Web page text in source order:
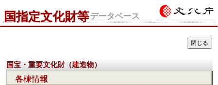
国指定文化財等データベース
国宝・重要文化財（建造物）
各棟情報